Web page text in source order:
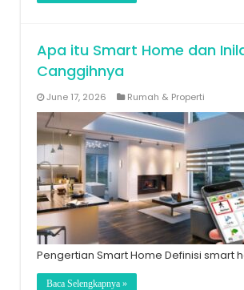
Apa itu Smart Home dan
Canggihnya
June 17, 2026 Rumah & Properti
Pengertian Smart Home Definisi smart
Baca Selengkapnya »